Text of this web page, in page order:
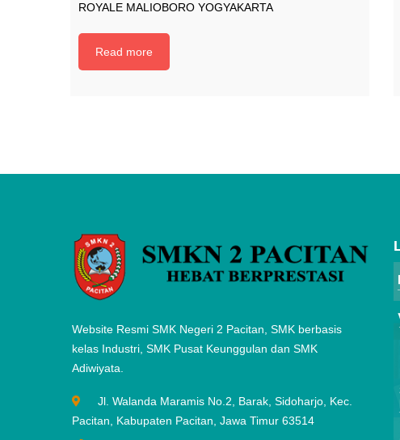
ROYALE MALIOBORO YOGYAKARTA
Read more
Website Resmi SMK Negeri 2 Pacitan, SMK berbasis
kelas Industri, SMK Pusat Keunggulan dan SMK
Adiwiyata.
Jl. Walanda Maramis No.2, Barak, Sidoharjo, Kec.
Pacitan, Kabupaten Pacitan, Jawa Timur 63514